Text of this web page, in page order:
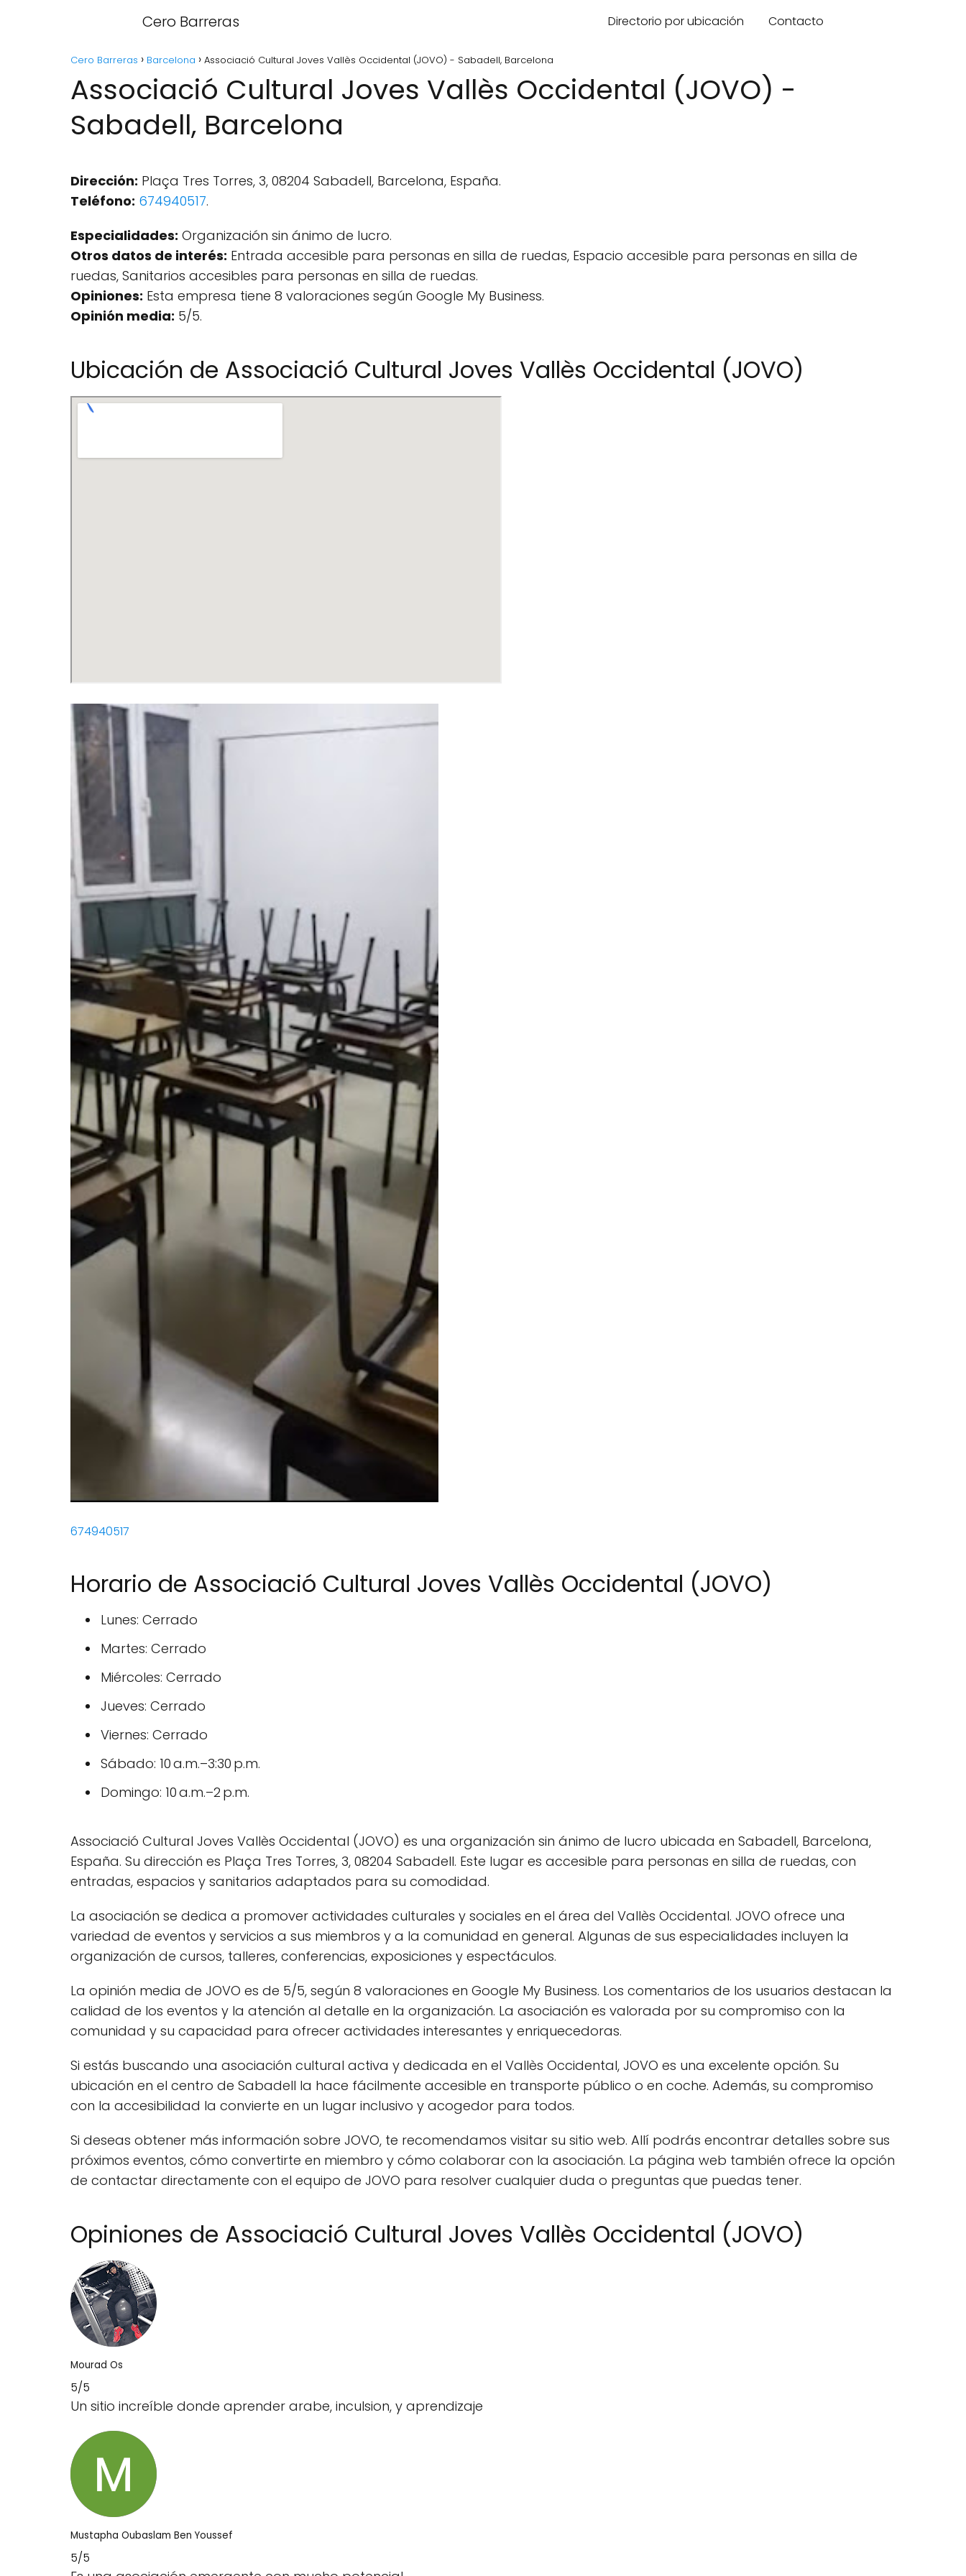
Cero Barreras Directorio por ubicación Contacto
Cero Barreras Barcelona Associació Cultural Joves Vallès Occidental (JOVO) - Sabadell, Barcelona
Associació Cultural Joves Vallès Occidental (JOVO) -
Sabadell, Barcelona
Dirección: Plaça Tres Torres, 3, 08204 Sabadell, Barcelona, España.
Teléfono: 674940517.
Especialidades: Organización sin ánimo de lucro.
Otros datos de interés: Entrada accesible para personas en silla de ruedas, Espacio accesible para personas en silla de
ruedas, Sanitarios accesibles para personas en silla de ruedas.
Opiniones: Esta empresa tiene 8 valoraciones según Google My Business.
Opinión media: 5/5.
Ubicación de Associació Cultural Joves Vallès Occidental (JOVO)
674940517
Horario de Associació Cultural Joves Vallès Occidental (JOVO)
Lunes: Cerrado
Martes: Cerrado
Miércoles: Cerrado
Jueves: Cerrado
Viernes: Cerrado
Sábado: 10 a.m.–3:30 p.m.
Domingo: 10 a.m.–2 p.m.
Associació Cultural Joves Vallès Occidental (JOVO) es una organización sin ánimo de lucro ubicada en Sabadell, Barcelona,
España. Su dirección es Plaça Tres Torres, 3, 08204 Sabadell. Este lugar es accesible para personas en silla de ruedas, con
entradas, espacios y sanitarios adaptados para su comodidad.
La asociación se dedica a promover actividades culturales y sociales en el área del Vallès Occidental. JOVO ofrece una
variedad de eventos y servicios a sus miembros y a la comunidad en general. Algunas de sus especialidades incluyen la
organización de cursos, talleres, conferencias, exposiciones y espectáculos.
La opinión media de JOVO es de 5/5, según 8 valoraciones en Google My Business. Los comentarios de los usuarios destacan la
calidad de los eventos y la atención al detalle en la organización. La asociación es valorada por su compromiso con la
comunidad y su capacidad para ofrecer actividades interesantes y enriquecedoras.
Si estás buscando una asociación cultural activa y dedicada en el Vallès Occidental, JOVO es una excelente opción. Su
ubicación en el centro de Sabadell la hace fácilmente accesible en transporte público o en coche. Además, su compromiso
con la accesibilidad la convierte en un lugar inclusivo y acogedor para todos.
Si deseas obtener más información sobre JOVO, te recomendamos visitar su sitio web. Allí podrás encontrar detalles sobre sus
próximos eventos, cómo convertirte en miembro y cómo colaborar con la asociación. La página web también ofrece la opción
de contactar directamente con el equipo de JOVO para resolver cualquier duda o preguntas que puedas tener.
Opiniones de Associació Cultural Joves Vallès Occidental (JOVO)
Mourad Os
5/5
Un sitio increíble donde aprender arabe, inculsion, y aprendizaje
Mustapha Oubaslam Ben Youssef
5/5